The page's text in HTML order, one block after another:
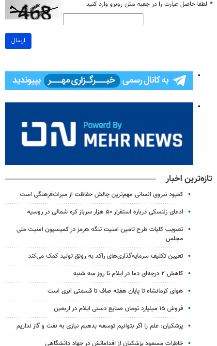
* لطفا حاصل عبارت را در جعبه متن روبرو وارد کنید
ارسال
تازه‌ترین اخبار
کمبود نیروی انسانی مهم‌ترین چالش حفاظت از میراث‌فرهنگی است
ادعای زلنسکی درباره استقرار ۵۰ هزار سرباز کره شمالی در روسیه
تصویب کلیات طرح تامین امنیت تنگه هرمز در کمیسیون امنیت ملی
مجلس
تعیین تکلیف سرمایه‌گذاری‌های راکد به رونق تولید کمک می‌کند
کاهش ۲ درجه‌ای دما در ایلام تا روز سه شنبه
هوای کرمانشاه تا پایان هفته صاف تا قسمتی ابری است
فروش ۱۵ میلیارد تومان صنایع دستی ایلام در اربعین
پزشکیان: علم را اگر بتوانیم توسعه بدهیم نیازی به نفت و گاز نداریم
خاطرات مسعود پزشکیان از اقداماتش در جهاد دانشگاهی